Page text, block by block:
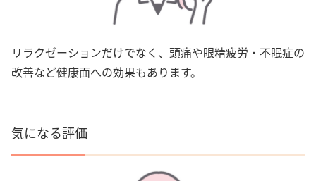
リラクゼーションだけでなく、頭痛や眼精疲労・不眠症の
改善など健康面への効果もあります。
気になる評価